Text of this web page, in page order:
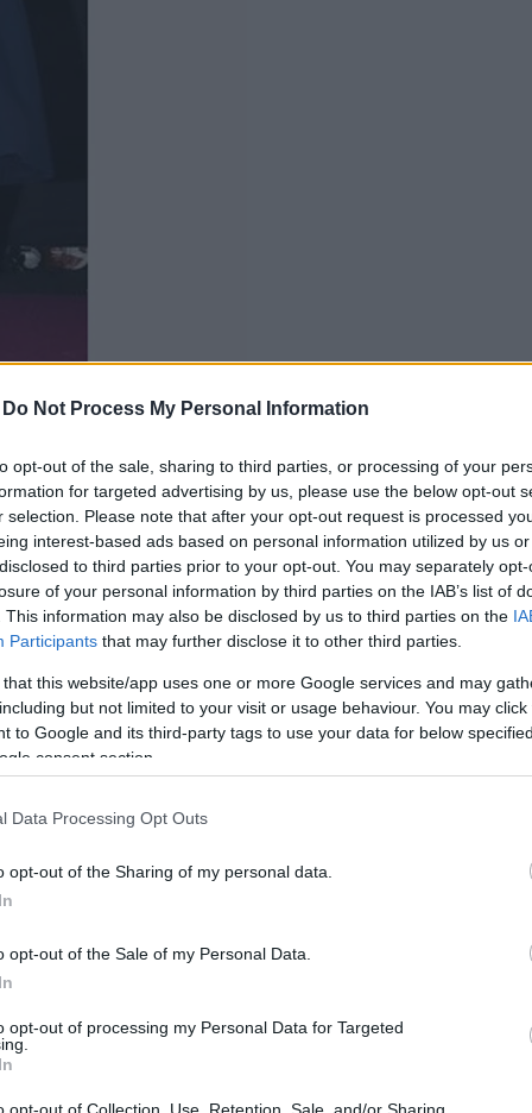
Do Not Process My Personal Information
opt-out of the sale, sharing to third parties, or processing of your
for targeted advertising by us, please use the below opt-out
selection. Please note that after your opt-out request is processed
interest-based ads based on personal information utilized by us
to third parties prior to your opt-out. You may separately
of your personal information by third parties on the IAB’s list of
This information may also be disclosed by us to third parties on the
Participants that may further disclose it to other third parties.
that this website/app uses one or more Google services and may
but not limited to your visit or usage behaviour. You may
to Google and its third-party tags to use your data for below
consent section.
Data Processing Opt Outs
opt-out of the Sharing of my personal data.
opt-out of the Sale of my Personal Data.
opt-out of processing my Personal Data for Targeted
opt-out of Collection, Use, Retention, Sale, and/or Sharing
benne lévő információk elavultak
Pinterest
a csodás Babos Tímea. A
áll, így méltón lehetünk rá
ha éppen nem a pályán tölti